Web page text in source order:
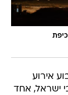
אירוע
ישראל, אחד